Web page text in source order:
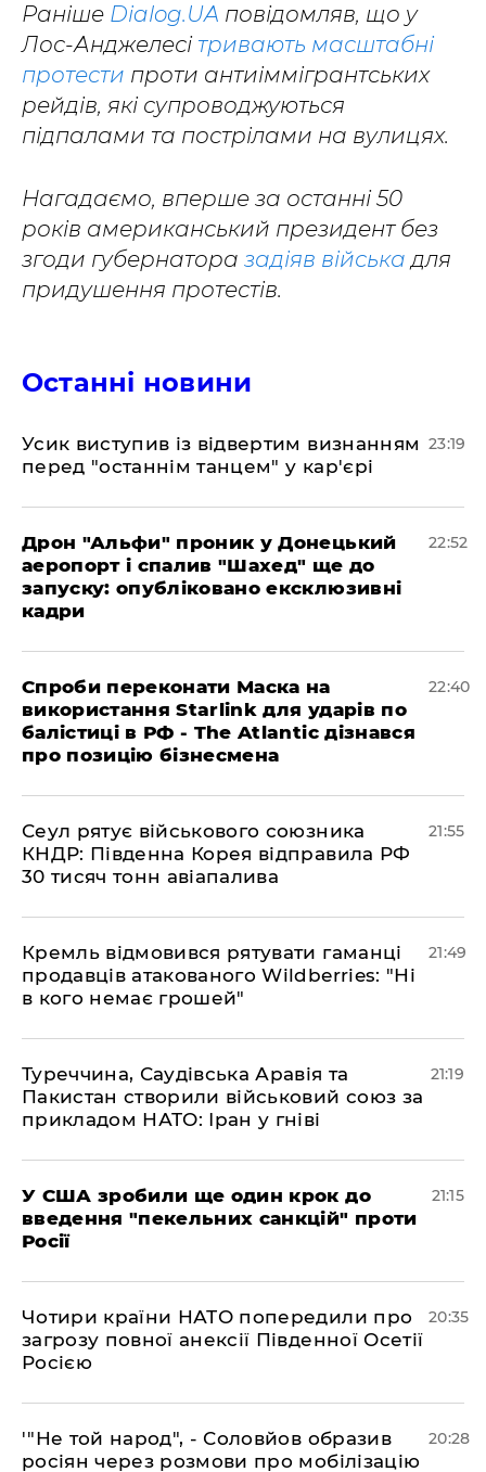
Раніше Dialog.UA повідомляв, що у
Лос-Анджелесі тривають масштабні
протести проти антиіммігрантських
рейдів, які супроводжуються
підпалами та пострілами на вулицях.
Нагадаємо, вперше за останні 50
років американський президент без
згоди губернатора задіяв війська для
придушення протестів.
Останні новини
​Усик виступив із відвертим визнанням
перед "останнім танцем" у кар'єрі
23:19
​Дрон "Альфи" проник у Донецький
аеропорт і спалив "Шахед" ще до
запуску: опубліковано ексклюзивні
кадри
22:52
​Спроби переконати Маска на
використання Starlink для ударів по
балістиці в РФ - The Atlantic дізнався
про позицію бізнесмена
22:40
​Сеул рятує військового союзника
КНДР: Південна Корея відправила РФ
30 тисяч тонн авіапалива
21:55
​Кремль відмовився рятувати гаманці
продавців атакованого Wildberries: "Ні
в кого немає грошей"
21:49
​Туреччина, Саудівська Аравія та
Пакистан створили військовий союз за
прикладом НАТО: Іран у гніві
21:19
​У США зробили ще один крок до
введення "пекельних санкцій" проти
Росії
21:15
​Чотири країни НАТО попередили про
загрозу повної анексії Південної Осетії
Росією
20:35
​'"Не той народ", - Соловйов образив
росіян через розмови про мобілізацію
20:28